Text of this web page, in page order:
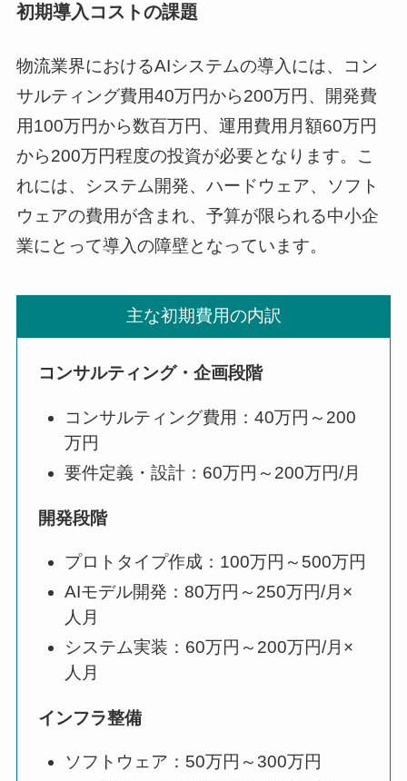
初期導入コストの課題
物流業界におけるAIシステムの導入には、コン
サルティング費用40万円から200万円、開発費
用100万円から数百万円、運用費用月額60万円
から200万円程度の投資が必要となります。こ
れには、システム開発、ハードウェア、ソフト
ウェアの費用が含まれ、予算が限られる中小企
業にとって導入の障壁となっています。
主な初期費用の内訳
コンサルティング・企画段階
コンサルティング費用：40万円～200
万円
要件定義・設計：60万円～200万円/月
開発段階
プロトタイプ作成：100万円～500万円
AIモデル開発：80万円～250万円/月×
人月
システム実装：60万円～200万円/月×
人月
インフラ整備
ソフトウェア：50万円～300万円